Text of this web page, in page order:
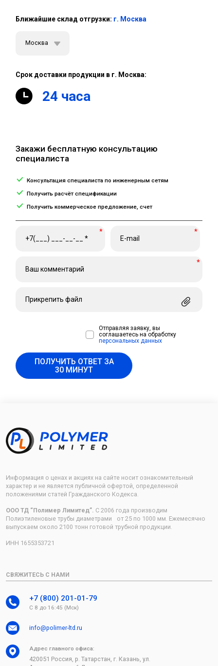
Ближайшие склад отгрузки: г. Москва
Москва
Срок доставки продукции в г. Москва:
24 часа
Закажи бесплатную консультацию
специалиста
Консультация специалиста по инженерным сетям
Получить расчёт спецификации
Получить коммерческое предложение, счет
* *
*
Прикрепить файл
Отправляя заявку, вы
соглашаетесь на обработку
персональных данных
ПОЛУЧИТЬ ОТВЕТ ЗА
30 МИНУТ
Информация о ценах и акциях на сайте носит ознакомительный
характер и не является публичной офертой, определенной
положениями статей Гражданского Кодекса.
ООО ТД “Полимер Лимитед”. С 2006 года производим
Полиэтиленовые трубы диаметрами от 25 по 1000 мм. Ежемесячно
выпускаем около 2100 тонн готовой трубной продукции.
ИНН 1655353721
СВЯЖИТЕСЬ С НАМИ
+7 (800) 201-01-79
С 8 до 16:45 (Мск)
info@polimer-ltd.ru
Адрес главного офиса:
420051 Россия, р. Татарстан, г. Казань, ул.